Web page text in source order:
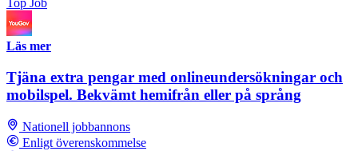
Läs mer
Tjäna extra pengar med onlineundersökningar och
mobilspel. Bekvämt hemifrån eller på språng
Nationell jobbannons
Enligt överenskommelse